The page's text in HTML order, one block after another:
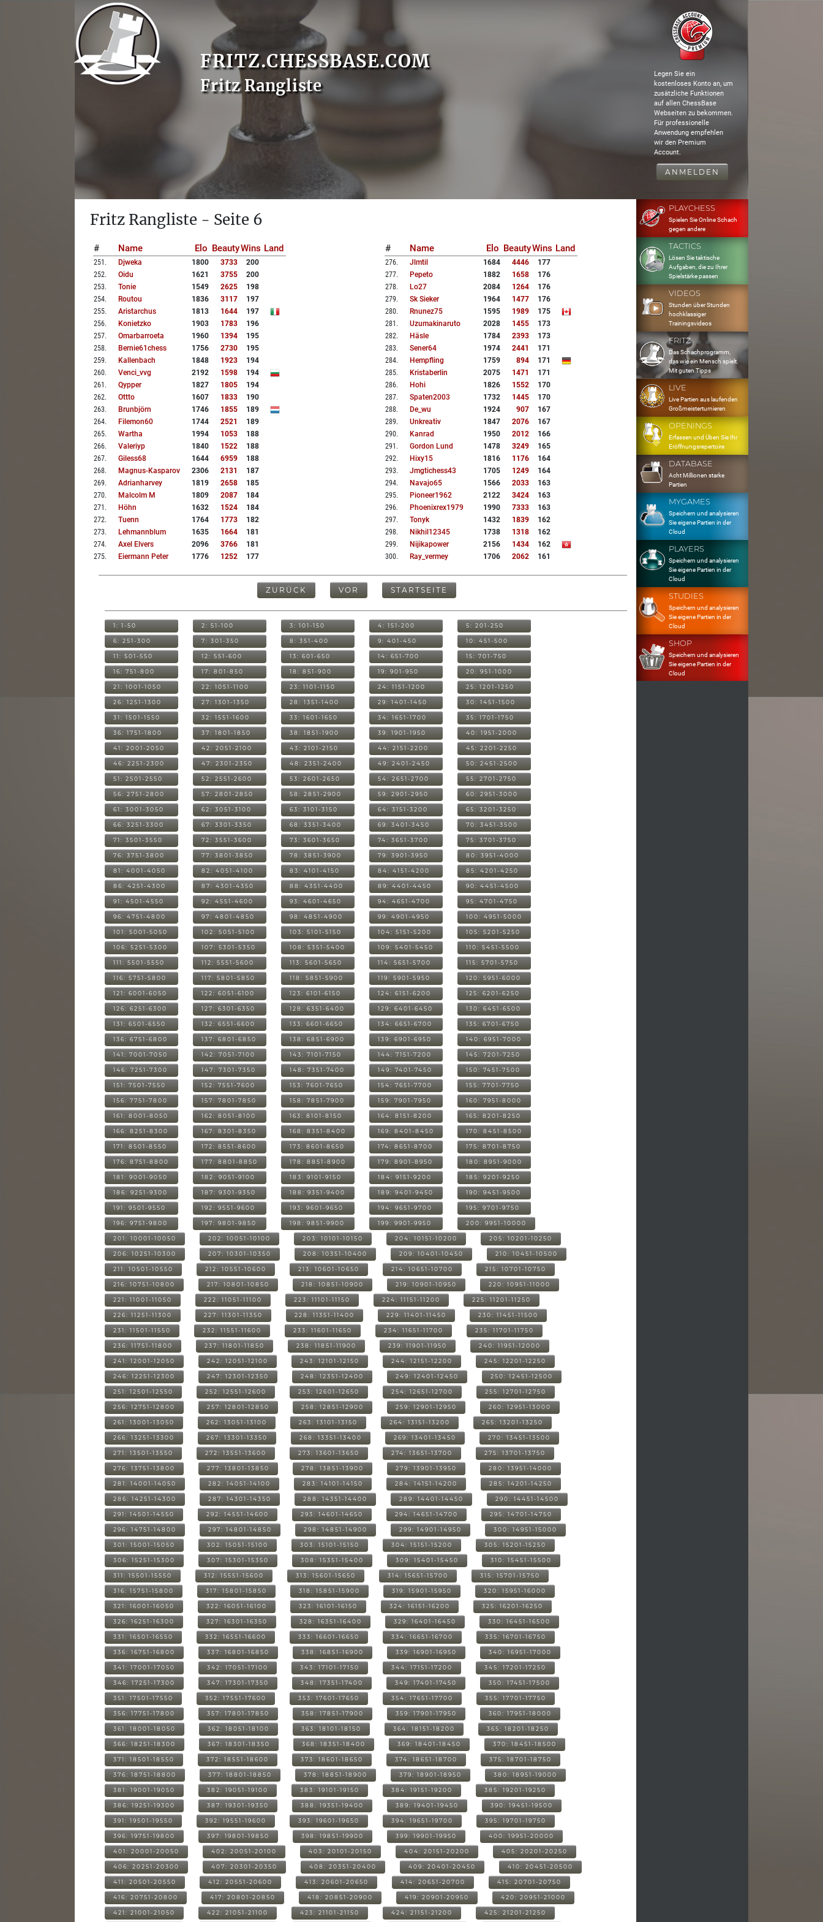
FRITZ.CHESSBASE.COM
Fritz Rangliste
Legen Sie ein
kostenloses Konto an, um
zusätzliche Funktionen
auf allen ChessBase
Webseiten zu bekommen.
Für professionelle
Anwendung empfehlen
wir den Premium
Account.
ANMELDEN
Fritz Rangliste - Seite 6
# Name Elo BeautyWins Land
251 . Djweka 1800 3733
200
252. Oidu 1621 3755
200
253. Tonie 1549 2625
198
254. Routou 1836 3117
197
255. Aristarchus 1813 1644
197
256. Konietzko 1903 1783
196
257. Omarbarroeta 1960 1394
195
258. Bernie61chess 1756 2730
195
259. Kallenbach 1848 1923
194
260. Venci_vvg 2192 1598
194
261 . Qypper 1827 1805
194
262. Ottto 1607 1833
190
263. Brunbjörn 1746 1855
189
264. Filemon60 1744 2521
189
265. Wartha 1994 1053
188
266. Valeriyp 1840 1522
188
267. Giless68 1644 6959
188
268. Magnus-Kasparov 2306 2131
187
269. Adrianharvey 1819 2658
185
270. Malcolm M 1809 2087
184
271 . Höhn 1632 1524
184
272. Tuenn 1764 1773
182
273. Lehmannblum 1635 1664
181
274. Axel Elvers 2096 3766
181
275. Eiermann Peter 1776 1252 177
# Name Elo BeautyWins Land
276. Jlmtil 1684 4446
177
277. Pepeto 1882 1658
176
278. Lo27 2084 1264
176
279. Sk Sieker 1964 1477
176
280. Rnunez75 1595 1989
175
281 . Uzumakinaruto 2028 1455
173
282. Häsle 1784 2393
173
283. Sener64 1974 2441
171
284. Hempfling 1759 894
171
285. Kristaberlin 2075 1471
171
286. Hohi 1826 1552
170
287. Spaten2003 1732 1445
170
288. De_wu 1924 907
167
289. Unkreativ 1847 2076
167
290. Kanrad 1950 2012
166
291 . Gordon Lund 1478 3249
165
292. Hixy15 1816 1176
164
293. Jmgtichess43 1705 1249
164
294. Navajo65 1566 2033
163
295. Pioneer1962 2122 3424
163
296. Phoenixrex1979 1990 7333
163
297. Tonyk 1432 1839
162
298. Nikhil12345 1738 1318
162
299. Nijikapower 2156 1434
162
300. Ray_vermey 1706 2062 161
ZURÜCK VOR STARTSEITE
1: 1-50 2: 51-100 3: 101-150 4: 151-200 5: 201-250
6: 251-300 7: 301-350 8: 351-400 9: 401-450 10: 451-500
11: 501-550 12: 551-600 13: 601-650 14: 651-700 15: 701-750
16: 751-800 17: 801-850 18: 851-900 19: 901-950 20: 951-1000
21: 1001-1050 22: 1051-1100 23: 1101-1150 24: 1151-1200 25: 1201-1250
26: 1251-1300 27: 1301-1350 28: 1351-1400 29: 1401-1450 30: 1451-1500
31: 1501-1550 32: 1551-1600 33: 1601-1650 34: 1651-1700 35: 1701-1750
36: 1751-1800 37: 1801-1850 38: 1851-1900 39: 1901-1950 40: 1951-2000
41: 2001-2050 42: 2051-2100 43: 2101-2150 44: 2151-2200 45: 2201-2250
46: 2251-2300 47: 2301-2350 48: 2351-2400 49: 2401-2450 50: 2451-2500
51: 2501-2550 52: 2551-2600 53: 2601-2650 54: 2651-2700 55: 2701-2750
56: 2751-2800 57: 2801-2850 58: 2851-2900 59: 2901-2950 60: 2951-3000
61: 3001-3050 62: 3051-3100 63: 3101-3150 64: 3151-3200 65: 3201-3250
66: 3251-3300 67: 3301-3350 68: 3351-3400 69: 3401-3450 70: 3451-3500
71: 3501-3550 72: 3551-3600 73: 3601-3650 74: 3651-3700 75: 3701-3750
76: 3751-3800 77: 3801-3850 78: 3851-3900 79: 3901-3950 80: 3951-4000
81: 4001-4050 82: 4051-4100 83: 4101-4150 84: 4151-4200 85: 4201-4250
86: 4251-4300 87: 4301-4350 88: 4351-4400 89: 4401-4450 90: 4451-4500
91: 4501-4550 92: 4551-4600 93: 4601-4650 94: 4651-4700 95: 4701-4750
96: 4751-4800 97: 4801-4850 98: 4851-4900 99: 4901-4950 100: 4951-5000
101: 5001-5050 102: 5051-5100 103: 5101-5150 104: 5151-5200 105: 5201-5250
106: 5251-5300 107: 5301-5350 108: 5351-5400 109: 5401-5450 110: 5451-5500
111: 5501-5550 112: 5551-5600 113: 5601-5650 114: 5651-5700 115: 5701-5750
116: 5751-5800 117: 5801-5850 118: 5851-5900 119: 5901-5950 120: 5951-6000
121: 6001-6050 122: 6051-6100 123: 6101-6150 124: 6151-6200 125: 6201-6250
126: 6251-6300 127: 6301-6350 128: 6351-6400 129: 6401-6450 130: 6451-6500
131: 6501-6550 132: 6551-6600 133: 6601-6650 134: 6651-6700 135: 6701-6750
136: 6751-6800 137: 6801-6850 138: 6851-6900 139: 6901-6950 140: 6951-7000
141: 7001-7050 142: 7051-7100 143: 7101-7150 144: 7151-7200 145: 7201-7250
146: 7251-7300 147: 7301-7350 148: 7351-7400 149: 7401-7450 150: 7451-7500
151: 7501-7550 152: 7551-7600 153: 7601-7650 154: 7651-7700 155: 7701-7750
156: 7751-7800 157: 7801-7850 158: 7851-7900 159: 7901-7950 160: 7951-8000
161: 8001-8050 162: 8051-8100 163: 8101-8150 164: 8151-8200 165: 8201-8250
166: 8251-8300 167: 8301-8350 168: 8351-8400 169: 8401-8450 170: 8451-8500
171: 8501-8550 172: 8551-8600 173: 8601-8650 174: 8651-8700 175: 8701-8750
176: 8751-8800 177: 8801-8850 178: 8851-8900 179: 8901-8950 180: 8951-9000
181: 9001-9050 182: 9051-9100 183: 9101-9150 184: 9151-9200 185: 9201-9250
186: 9251-9300 187: 9301-9350 188: 9351-9400 189: 9401-9450 190: 9451-9500
191: 9501-9550 192: 9551-9600 193: 9601-9650 194: 9651-9700 195: 9701-9750
196: 9751-9800 197: 9801-9850 198: 9851-9900 199: 9901-9950 200: 9951-10000
201: 10001-10050 202: 10051-10100 203: 10101-10150 204: 10151-10200 205: 10201-10250
206: 10251-10300 207: 10301-10350 208: 10351-10400 209: 10401-10450 210: 10451-10500
211: 10501-10550 212: 10551-10600 213: 10601-10650 214: 10651-10700 215: 10701-10750
216: 10751-10800 217: 10801-10850 218: 10851-10900 219: 10901-10950 220: 10951-11000
221: 11001-11050 222: 11051-11100 223: 11101-11150 224: 11151-11200 225: 11201-11250
226: 11251-11300 227: 11301-11350 228: 11351-11400 229: 11401-11450 230: 11451-11500
231: 11501-11550 232: 11551-11600 233: 11601-11650 234: 11651-11700 235: 11701-11750
236: 11751-11800 237: 11801-11850 238: 11851-11900 239: 11901-11950 240: 11951-12000
241: 12001-12050 242: 12051-12100 243: 12101-12150 244: 12151-12200 245: 12201-12250
246: 12251-12300 247: 12301-12350 248: 12351-12400 249: 12401-12450 250: 12451-12500
251: 12501-12550 252: 12551-12600 253: 12601-12650 254: 12651-12700 255: 12701-12750
256: 12751-12800 257: 12801-12850 258: 12851-12900 259: 12901-12950 260: 12951-13000
261: 13001-13050 262: 13051-13100 263: 13101-13150 264: 13151-13200 265: 13201-13250
266: 13251-13300 267: 13301-13350 268: 13351-13400 269: 13401-13450 270: 13451-13500
271: 13501-13550 272: 13551-13600 273: 13601-13650 274: 13651-13700 275: 13701-13750
276: 13751-13800 277: 13801-13850 278: 13851-13900 279: 13901-13950 280: 13951-14000
281: 14001-14050 282: 14051-14100 283: 14101-14150 284: 14151-14200 285: 14201-14250
286: 14251-14300 287: 14301-14350 288: 14351-14400 289: 14401-14450 290: 14451-14500
291: 14501-14550 292: 14551-14600 293: 14601-14650 294: 14651-14700 295: 14701-14750
296: 14751-14800 297: 14801-14850 298: 14851-14900 299: 14901-14950 300: 14951-15000
301: 15001-15050 302: 15051-15100 303: 15101-15150 304: 15151-15200 305: 15201-15250
306: 15251-15300 307: 15301-15350 308: 15351-15400 309: 15401-15450 310: 15451-15500
311: 15501-15550 312: 15551-15600 313: 15601-15650 314: 15651-15700 315: 15701-15750
316: 15751-15800 317: 15801-15850 318: 15851-15900 319: 15901-15950 320: 15951-16000
321: 16001-16050 322: 16051-16100 323: 16101-16150 324: 16151-16200 325: 16201-16250
326: 16251-16300 327: 16301-16350 328: 16351-16400 329: 16401-16450 330: 16451-16500
331: 16501-16550 332: 16551-16600 333: 16601-16650 334: 16651-16700 335: 16701-16750
336: 16751-16800 337: 16801-16850 338: 16851-16900 339: 16901-16950 340: 16951-17000
341: 17001-17050 342: 17051-17100 343: 17101-17150 344: 17151-17200 345: 17201-17250
346: 17251-17300 347: 17301-17350 348: 17351-17400 349: 17401-17450 350: 17451-17500
351: 17501-17550 352: 17551-17600 353: 17601-17650 354: 17651-17700 355: 17701-17750
356: 17751-17800 357: 17801-17850 358: 17851-17900 359: 17901-17950 360: 17951-18000
361: 18001-18050 362: 18051-18100 363: 18101-18150 364: 18151-18200 365: 18201-18250
366: 18251-18300 367: 18301-18350 368: 18351-18400 369: 18401-18450 370: 18451-18500
371: 18501-18550 372: 18551-18600 373: 18601-18650 374: 18651-18700 375: 18701-18750
376: 18751-18800 377: 18801-18850 378: 18851-18900 379: 18901-18950 380: 18951-19000
381: 19001-19050 382: 19051-19100 383: 19101-19150 384: 19151-19200 385: 19201-19250
386: 19251-19300 387: 19301-19350 388: 19351-19400 389: 19401-19450 390: 19451-19500
391: 19501-19550 392: 19551-19600 393: 19601-19650 394: 19651-19700 395: 19701-19750
396: 19751-19800 397: 19801-19850 398: 19851-19900 399: 19901-19950 400: 19951-20000
401: 20001-20050 402: 20051-20100 403: 20101-20150 404: 20151-20200 405: 20201-20250
406: 20251-20300 407: 20301-20350 408: 20351-20400 409: 20401-20450 410: 20451-20500
411: 20501-20550 412: 20551-20600 413: 20601-20650 414: 20651-20700 415: 20701-20750
416: 20751-20800 417: 20801-20850 418: 20851-20900 419: 20901-20950 420: 20951-21000
421: 21001-21050 422: 21051-21100 423: 21101-21150 424: 21151-21200 425: 21201-21250
PLAYCHESS
Spielen Sie Online Schach
gegen andere
TACTICS
Lösen Sie taktische
Aufgaben, die zu Ihrer
Spielstärke passen
VIDEOS
Stunden über Stunden
hochklassiger
Trainingsvideos
FRITZ
Das Schachprogramm,
das wie ein Mensch spielt.
Mit guten Tipps
LIVE
Live Partien aus laufenden
Großmeisterturnieren
OPENINGS
Erfassen und Üben Sie Ihr
Eröffnungsrepertoire
DATABASE
Acht Millionen starke
Partien
MYGAMES
Speichern und analysieren
Sie eigene Partien in der
Cloud
PLAYERS
Speichern und analysieren
Sie eigene Partien in der
Cloud
STUDIES
Speichern und analysieren
Sie eigene Partien in der
Cloud
SHOP
Speichern und analysieren
Sie eigene Partien in der
Cloud